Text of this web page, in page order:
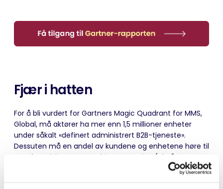
Fjær i hatten
For å bli vurdert for Gartners Magic Quadrant for MMS,
Global, må aktører ha mer enn 1,5 millioner enheter
under såkalt «definert administrert B2B-tjeneste».
Dessuten må en andel av kundene og enhetene høre til
utenfor selskapets egen hjemmeregion (altså